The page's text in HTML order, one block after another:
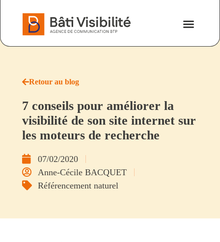
Retour au blog
7 conseils pour améliorer la
visibilité de son site internet sur
les moteurs de recherche
07/02/2020
Anne-Cécile BACQUET
Référencement naturel